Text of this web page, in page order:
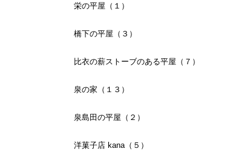
栄の平屋（１）
橋下の平屋（３）
比衣の薪ストーブのある平屋（７）
泉の家（１３）
泉島田の平屋（２）
洋菓子店 kana（５）